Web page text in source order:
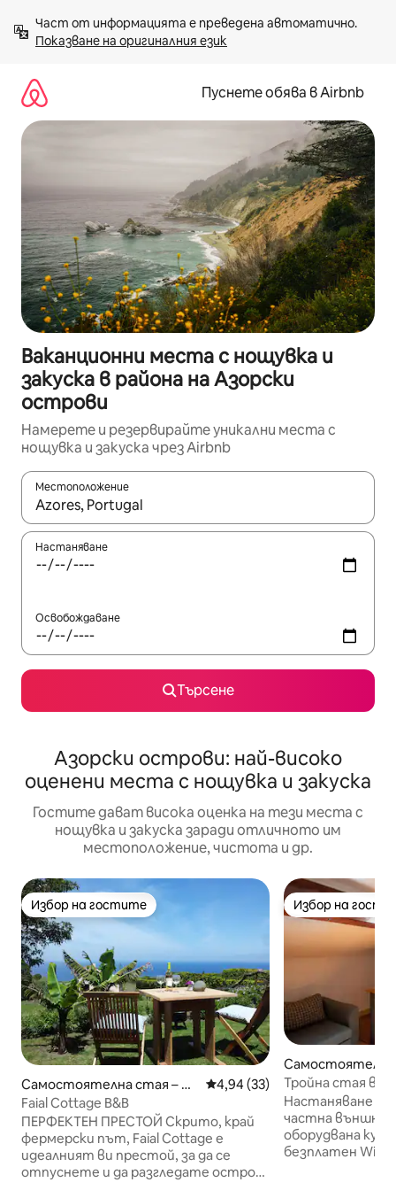
към
съдържанието
Показване на оригиналния език
Пуснете обява в Airbnb
Ваканционни места с нощувка и
закуска в района на Азорски
острови
Намерете и резервирайте уникални места с
нощувка и закуска чрез Airbnb
Местоположение
Когато резултатите се покажат, използвайте
Настаняване
Освобождаване
Търсене
Азорски острови: най-високо
оценени места с нощувка и закуска
Гостите дават висока оценка на тези места с
нощувка и закуска заради отличното им
местоположение, чистота и др.
Избор на гостите
Избор на гостите
Самостоятелна стая – Ce
dros
Средна оценка: 4,94 от 5,
4,94 (33)
Faial Cottage B&B
ПЕРФЕКТЕН ПРЕСТОЙ Скрито, край
фермерски път, Faial Cottage е
идеалният ви престой, за да се
отпуснете и да разгледате остров
Избор на
Избор на
Самостоятелна
gra do Heroísmo
Тройна стая в
Casadangra
Настаняване в
частна външна
оборудвана
безплатен Wi -